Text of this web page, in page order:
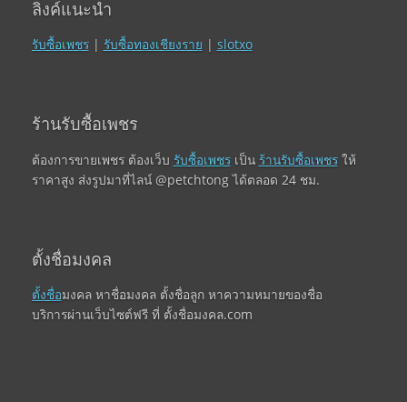
ลิงค์แนะนำ
รับซื้อเพชร| รับซื้อทองเชียงราย | slotxo
ร้านรับซื้อเพชร
ต้องการขายเพชร ต้องเว็บ รับซื้อเพชรเป็น ร้านรับซื้อเพชรให้
ราคาสูง ส่งรูปมาที่ไลน์ @petchtong ได้ตลอด 24 ชม.
ตั้งชื่อมงคล
ตั้งชื่อมงคล หาชื่อมงคล ตั้งชื่อลูก หาความหมายของชื่อ
บริการผ่านเว็บไซต์ฟรี ที่ ตั้งชื่อมงคล.com